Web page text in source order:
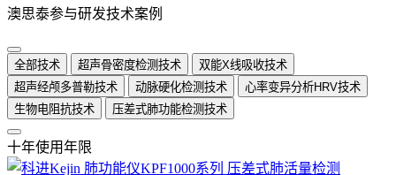
澳思泰参与研发技术案例
全部技术 超声骨密度检测技术
双能X线吸收技术
超声经颅多普勒技术
动脉硬化检测技术
心率变异分析HRV技术
生物电阻抗技术
压差式肺功能检测技术
十年使用年限